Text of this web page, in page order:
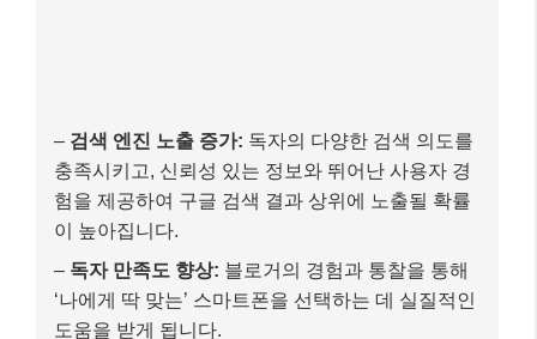
서 시작됩니다.
마무리: 핵심 내용 요약
2025년, 블로그 SEO는 단순히 키워드를 채워 넣는 것